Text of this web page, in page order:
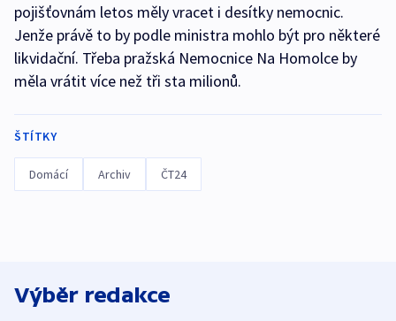
pojišťovnám letos měly vracet i desítky nemocnic.
Jenže právě to by podle ministra mohlo být pro některé
likvidační. Třeba pražská Nemocnice Na Homolce by
měla vrátit více než tři sta milionů.
ŠTÍTKY
Domácí Archiv ČT24
Výběr redakce